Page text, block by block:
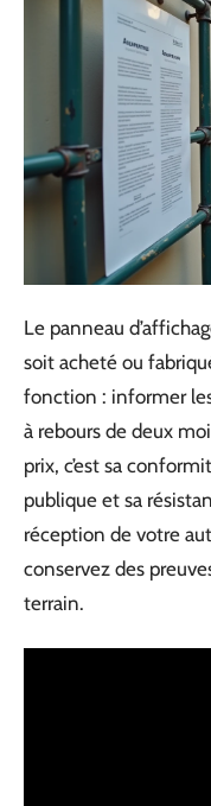
Le panneau
soit acheté ou
fonction : informer
à rebours de deux
prix, c’est sa
publique et sa
réception de votre
conservez des
terrain.